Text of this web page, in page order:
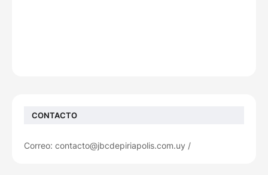
CONTACTO
Correo: contacto@jbcdepiriapolis.com.uy /